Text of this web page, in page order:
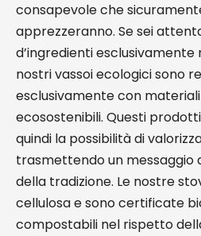
consapevole che
apprezzeranno. Se sei
d’ingredienti esclusivamente
nostri vassoi ecologici sono
esclusivamente con materiali
ecosostenibili. Questi
quindi la possibilità di
trasmettendo un messaggio
della tradizione. Le nostre
cellulosa e sono certificate
compostabili nel rispetto